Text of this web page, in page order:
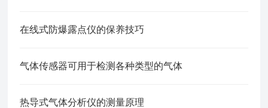
在线式防爆露点仪的保养技巧
气体传感器可用于检测各种类型的气体
热导式气体分析仪的测量原理